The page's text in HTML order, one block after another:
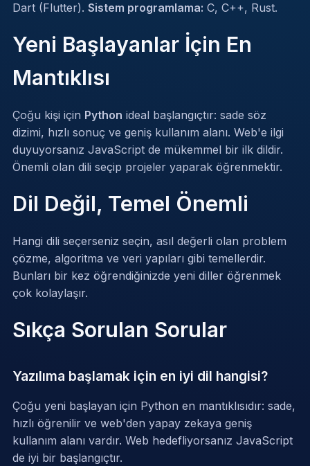
Dart (Flutter). Sistem programlama: C, C++, Rust.
Yeni Başlayanlar İçin En
Mantıklısı
Çoğu kişi için Python ideal başlangıçtır: sade söz
dizimi, hızlı sonuç ve geniş kullanım alanı. Web'e ilgi
duyuyorsanız JavaScript de mükemmel bir ilk dildir.
Önemli olan dili seçip projeler yaparak öğrenmektir.
Dil Değil, Temel Önemli
Hangi dili seçerseniz seçin, asıl değerli olan problem
çözme, algoritma ve veri yapıları gibi temellerdir.
Bunları bir kez öğrendiğinizde yeni diller öğrenmek
çok kolaylaşır.
Sıkça Sorulan Sorular
Yazılıma başlamak için en iyi dil hangisi?
Çoğu yeni başlayan için Python en mantıklısıdır: sade,
hızlı öğrenilir ve web'den yapay zekaya geniş
kullanım alanı vardır. Web hedefliyorsanız JavaScript
de iyi bir başlangıçtır.